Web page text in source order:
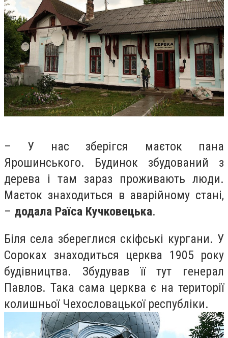
– У нас зберігся маєток пана
Ярошинського. Будинок збудований з
дерева і там зараз проживають люди.
Маєток знаходиться в аварійному стані,
– додала Раїса Кучковецька.
Біля села збереглися скіфські кургани. У
Сороках знаходиться церква 1905 року
будівництва. Збудував її тут генерал
Павлов. Така сама церква є на території
колишньої Чехословацької республіки.